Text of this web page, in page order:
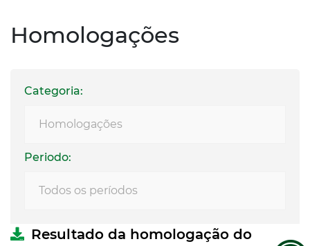
Homologações
Categoria:
Periodo:
Resultado da homologação do